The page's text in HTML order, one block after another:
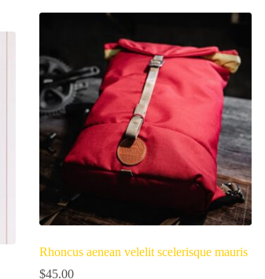
Rhoncus aenean velelit scelerisque mauris
$45.00